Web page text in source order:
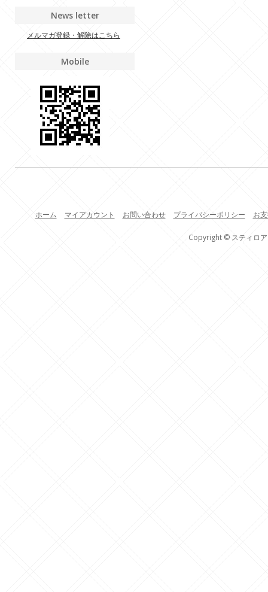
News letter
メルマガ登録・解除はこちら
Mobile
ホーム マイアカウント お問い合わせ プライバシーポリシー お
Copyright © スティロ